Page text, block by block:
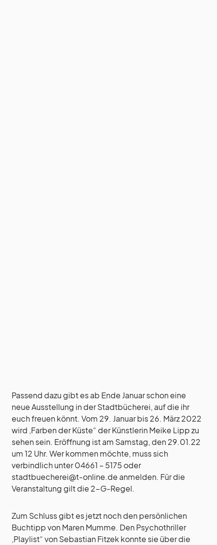
Passend dazu gibt es ab Ende Januar schon eine
neue Ausstellung in der Stadtbücherei, auf die ihr
euch freuen könnt. Vom 29. Januar bis 26. März 2022
wird ‚Farben der Küste“ der Künstlerin Meike Lipp zu
sehen sein. Eröffnung ist am Samstag, den 29.01.22
um 12 Uhr. Wer kommen möchte, muss sich
verbindlich unter 04661 – 5175 oder
stadtbuecherei@t-online.de anmelden. Für die
Veranstaltung gilt die 2-G-Regel.
Zum Schluss gibt es jetzt noch den persönlichen
Buchtipp von Maren Mumme. Den Psychothriller
‚Playlist“ von Sebastian Fitzek konnte sie über die